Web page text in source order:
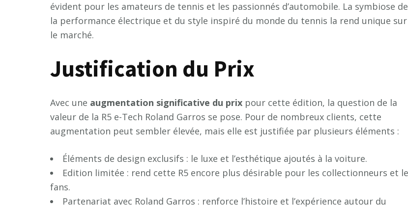
évident pour les amateurs de tennis et les passionnés d’automobile. La symbiose de
la performance électrique et du style inspiré du monde du tennis la rend unique sur
le marché.
Justification du Prix
Avec une augmentation signifcative du prix pour cette édition, la question de la
valeur de la R5 e-Tech Roland Garros se pose. Pour de nombreux clients, cette
augmentation peut sembler élevée, mais elle est justifiée par plusieurs éléments :
Éléments de design exclusifs : le luxe et l’esthétique ajoutés à la voiture.
Edition limitée : rend cette R5 encore plus désirable pour les collectionneurs et
fans.
Partenariat avec Roland Garros : renforce l’histoire et l’expérience autour du